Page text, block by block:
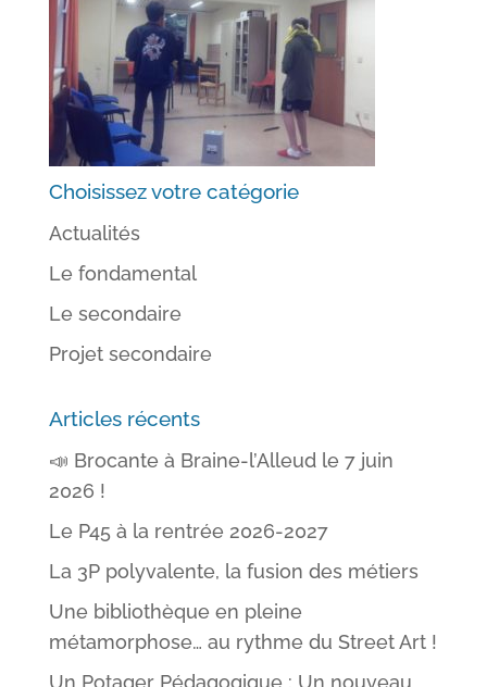
Choisissez votre catégorie
Actualités
Le fondamental
Le secondaire
Projet secondaire
Articles récents
📣 Brocante à Braine-l’Alleud le 7 juin
2026 !
Le P45 à la rentrée 2026-2027
La 3P polyvalente, la fusion des métiers
Une bibliothèque en pleine
métamorphose… au rythme du Street Art !
Un Potager Pédagogique : Un nouveau